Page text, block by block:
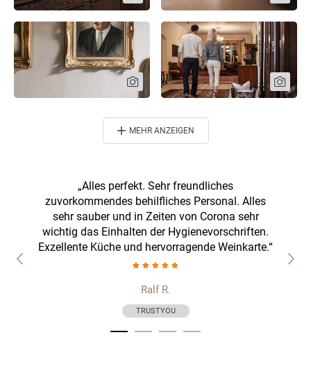
MEHR ANZEIGEN
„Alles perfekt. Sehr freundliches
zuvorkommendes behilfliches Personal. Alles
sehr sauber und in Zeiten von Corona sehr
wichtig das Einhalten der Hygienevorschriften.
Exzellente Küche und hervorragende Weinkarte.“
Ralf R.
TRUSTYOU